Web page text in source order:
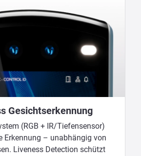
Gesichtserkennung
(RGB + IR/Tiefensensor)
Erkennung – unabhängig von
Liveness Detection schützt